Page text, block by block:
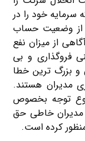
سرمایه خود را در
از وضعیت حساب
از میزان نفع
فروگذاری و بی
و بزرگ ترین خطا
مدیران هستند.
توجه بخصوص
مدیران خاطی حق
کرده است.